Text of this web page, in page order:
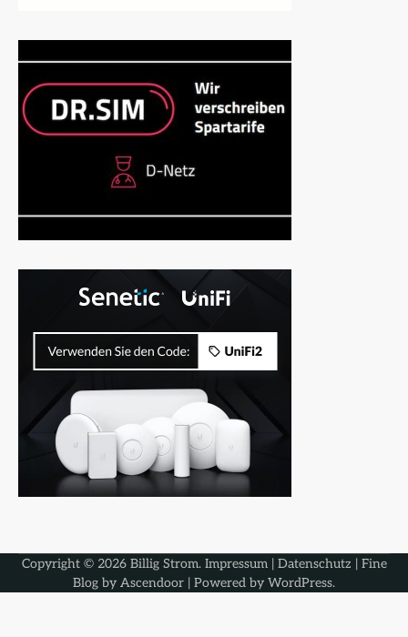
Copyright © 2026 Billig Strom. Impressum| Datenschutz | Fine
Blog by Ascendoor | Powered by WordPress.